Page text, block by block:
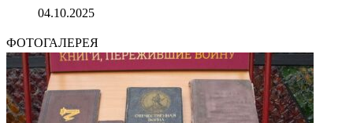
04.10.2025
ФОТОГАЛЕРЕЯ